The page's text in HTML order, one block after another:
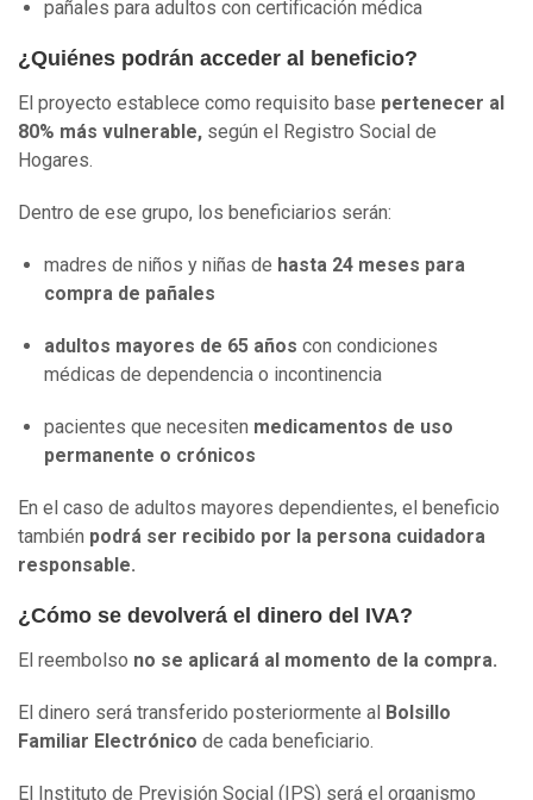
pañales para adultos con certificación médica
¿Quiénes podrán acceder al beneficio?
El proyecto establece como requisito base pertenecer al
80% más vulnerable, según el Registro Social de
Hogares.
Dentro de ese grupo, los beneficiarios serán:
madres de niños y niñas de hasta 24 meses para
compra de pañales
adultos mayores de 65 años con condiciones
médicas de dependencia o incontinencia
pacientes que necesiten medicamentos de uso
permanente o crónicos
En el caso de adultos mayores dependientes, el beneficio
también podrá ser recibido por la persona cuidadora
responsable.
¿Cómo se devolverá el dinero del IVA?
El reembolso no se aplicará al momento de la compra.
El dinero será transferido posteriormente al Bolsillo
Familiar Electrónico de cada beneficiario.
El Instituto de Previsión Social (IPS) será el organismo